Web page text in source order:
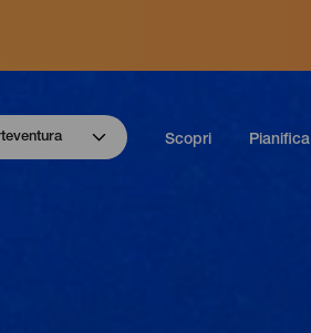
Scopri Pianifica